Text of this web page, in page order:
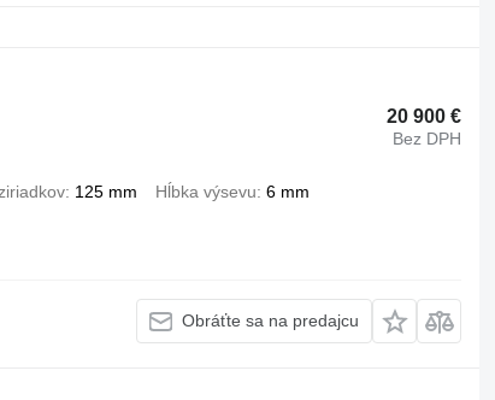
20 900 €
Bez DPH
125 mm Hĺbka výsevu 6 mm
Obráťte sa na predajcu